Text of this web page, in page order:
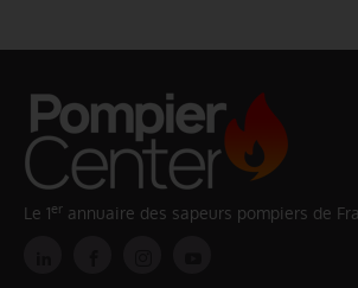
Le 1er annuaire des sapeurs pompiers de